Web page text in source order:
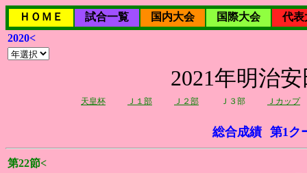
ＨＯＭＥ 試合一覧 国内大会 国際大会
代表
2020<
2021年明治
天皇杯 Ｊ１部 Ｊ２部 Ｊ３部 Ｊカップ
総合成績 第1ク
第22節<